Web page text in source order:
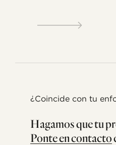
¿Coincide con tu
Hagamos que tu
Ponte en contacto